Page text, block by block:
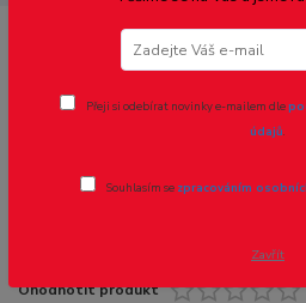
ČD 809 281 - MTB
Ohodnotit produkt
Přeji si odebírat novinky e-mailem dle
údajů.
Souhlasím se zpracováním
Zavřít